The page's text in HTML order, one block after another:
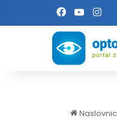
Facebook